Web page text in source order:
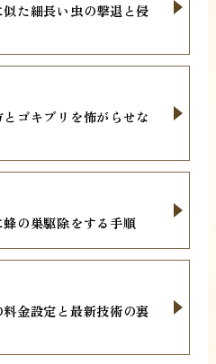
た細長い虫の撃退と侵
ゴキブリを怖がらせな
の巣駆除をする手順
金設定と最新技術の裏